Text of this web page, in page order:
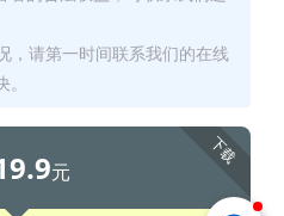
，请第一时间联系我们的在线
下载
元